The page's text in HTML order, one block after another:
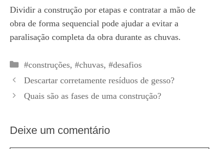
Dividir a construção por etapas e contratar a mão de
obra de forma sequencial pode ajudar a evitar a
paralisação completa da obra durante as chuvas.
Categorias
#construções, #chuvas, #desafios
Descartar corretamente resíduos de gesso?
Quais são as fases de uma construção?
Deixe um comentário